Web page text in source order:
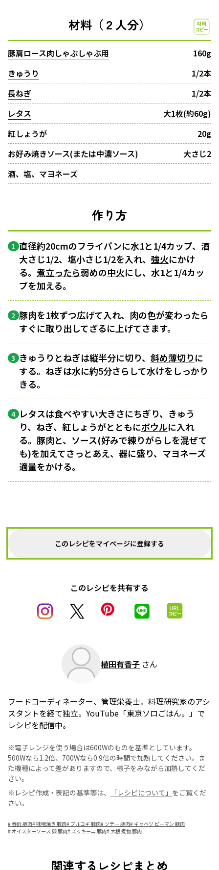
材料（２人分）
豚肩ロース肉しゃぶしゃぶ用
160g
きゅうり
1/2本
長ねぎ
1/2本
レタス
大1枚(約60g)
紅しょうが
20g
お好み焼きソース(または中濃ソース)
大さじ2
酒、塩、マヨネーズ
作り方
1 直径約20cmのフライパンに水1と1/4カップ、酒
大さじ1/2、塩小さじ1/2を入れ、 強火にかけ
る。 煮立ったら弱めの中火にし、水1と1/4カッ
プを加える。
2 豚肉を1枚ずつ広げて入れ、肉の色が変わったら
すぐに取り出してざるに上げてさます。
3 きゅうりとねぎは縦半分に切り、 斜め薄切りに
する。ねぎは水に約5分さらして水けをしっかり
きる。
4 レタスは食べやすい大きさにちぎり、きゅう
り、ねぎ、紅しょうがとともにボウルに入れ
る。豚肉と、ソース(好みで練りがらしを混ぜて
も)を加えてさっとあえ、器に盛り、マヨネーズ
適量をかける。
このレシピをマイページに登録する
このレシピを共有する
植田有香子 さん
フードコーディネーター、管理栄養士。料理研究家のアシ
スタントを経て独立。YouTube「東京ソロごはん。」で
レシピを配信中。
※電子レンジを使う場合は600Wのものを基準としています。
500Wなら1.2倍、700Wなら0.9倍の時間で加熱してください。ま
た機種によって差がありますので、様子をみながら加熱してくだ
さい。
※レシピ作成・表記の基準等は、
「レシピについて」 をご覧くだ
さい。
# 春雨 豚肉#味噌焼き 豚肉# プルコギ 豚肉# ソテー 豚肉# キャベツ ピーマン 豚肉
#オイスターソース 卵 豚肉# ズッキーニ 豚肉# 大根 煮物 豚肉
関連するレシピまとめ